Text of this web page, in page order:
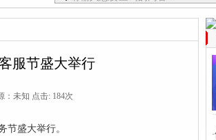
服节盛大举行
：未知 点击: 184次
盛大举行。
·